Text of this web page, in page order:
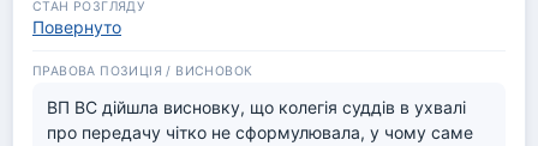
Повернуто
ВП ВС дійшла висновку, що колегія суддів в ухвалі
про передачу чітко не сформулювала, у чому саме